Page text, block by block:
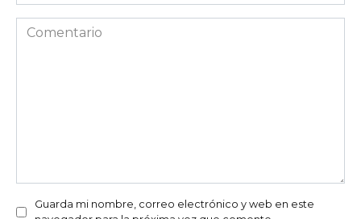
Comentario
Guarda mi nombre, correo electrónico y web en este